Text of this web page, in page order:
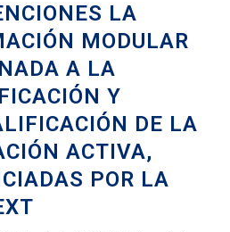
LA
MODULAR
A LA
Y
DE LA
ACTIVA,
POR LA